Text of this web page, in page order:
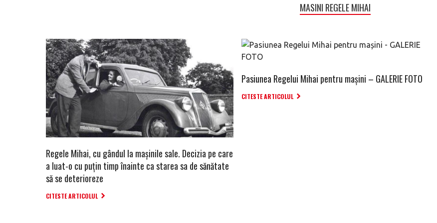
MASINI REGELE MIHAI
Regele Mihai, cu gândul la mașinile sale. Decizia pe care
a luat-o cu puțin timp înainte ca starea sa de sănătate
să se deterioreze
CITESTE ARTICOLUL
Pasiunea Regelui Mihai pentru mașini – GALERIE FOTO
CITESTE ARTICOLUL